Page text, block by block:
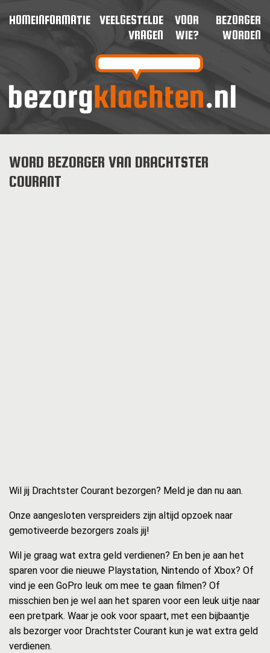
HOMEINFORMATIE
VEELGESTELDE
VRAGEN
VOOR
WIE?
BEZORGER
WORDEN
WORD BEZORGER VAN DRACHTSTER
COURANT
Wil jij Drachtster Courant bezorgen? Meld je dan nu aan.
Onze aangesloten verspreiders zijn altijd opzoek naar
gemotiveerde bezorgers zoals jij!
Wil je graag wat extra geld verdienen? En ben je aan het
sparen voor die nieuwe Playstation, Nintendo of Xbox? Of
vind je een GoPro leuk om mee te gaan filmen? Of
misschien ben je wel aan het sparen voor een leuk uitje naar
een pretpark. Waar je ook voor spaart, met een bijbaantje
als bezorger voor Drachtster Courant kun je wat extra geld
verdienen.